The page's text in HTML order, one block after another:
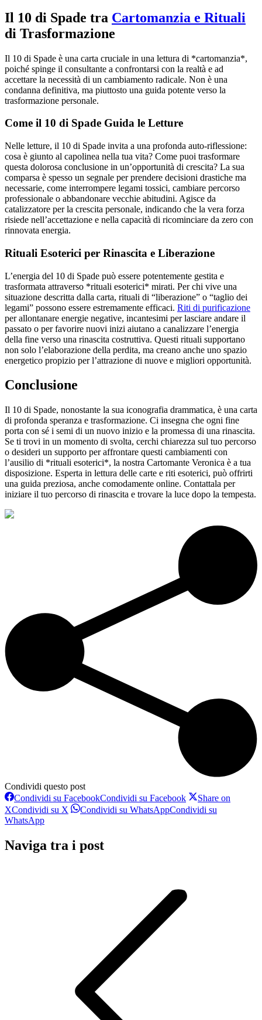
Il 10 di Spade tra Cartomanzia e Rituali
di Trasformazione
Il 10 di Spade è una carta cruciale in una lettura di *cartomanzia*,
poiché spinge il consultante a confrontarsi con la realtà e ad
accettare la necessità di un cambiamento radicale. Non è una
condanna definitiva, ma piuttosto una guida potente verso la
trasformazione personale.
Come il 10 di Spade Guida le Letture
Nelle letture, il 10 di Spade invita a una profonda auto-riflessione:
cosa è giunto al capolinea nella tua vita? Come puoi trasformare
questa dolorosa conclusione in un’opportunità di crescita? La sua
comparsa è spesso un segnale per prendere decisioni drastiche ma
necessarie, come interrompere legami tossici, cambiare percorso
professionale o abbandonare vecchie abitudini. Agisce da
catalizzatore per la crescita personale, indicando che la vera forza
risiede nell’accettazione e nella capacità di ricominciare da zero con
rinnovata energia.
Rituali Esoterici per Rinascita e Liberazione
L’energia del 10 di Spade può essere potentemente gestita e
trasformata attraverso *rituali esoterici* mirati. Per chi vive una
situazione descritta dalla carta, rituali di “liberazione” o “taglio dei
legami” possono essere estremamente efficaci. Riti di purificazione
per allontanare energie negative, incantesimi per lasciare andare il
passato o per favorire nuovi inizi aiutano a canalizzare l’energia
della fine verso una rinascita costruttiva. Questi rituali supportano
non solo l’elaborazione della perdita, ma creano anche uno spazio
energetico propizio per l’attrazione di nuove e migliori opportunità.
Conclusione
Il 10 di Spade, nonostante la sua iconografia drammatica, è una carta
di profonda speranza e trasformazione. Ci insegna che ogni fine
porta con sé i semi di un nuovo inizio e la promessa di una rinascita.
Se ti trovi in un momento di svolta, cerchi chiarezza sul tuo percorso
o desideri un supporto per affrontare questi cambiamenti con
l’ausilio di *rituali esoterici*, la nostra Cartomante Veronica è a tua
disposizione. Esperta in lettura delle carte e riti esoterici, può offrirti
una guida preziosa, anche comodamente online. Contattala per
iniziare il tuo percorso di rinascita e trovare la luce dopo la tempesta.
Condividi questo post
Condividi su FacebookCondividi su Facebook
Share on
XCondividi su X Condividi su WhatsAppCondividi su
WhatsApp
Naviga tra i post